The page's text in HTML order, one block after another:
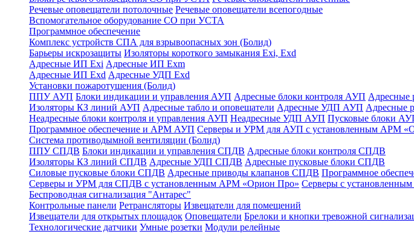
Речевые оповещатели потолочные Речевые оповещатели всепогодные
Вспомогательное оборудование СО при УСТА
Программное обеспечение
Комплекс устройств СПА для взрывоопасных зон (Болид)
Барьеры искрозащиты Изоляторы короткого замыкания Exi, Exd
Адресные ИП Exi Адресные ИП Exm
Адресные ИП Exd Адресные УДП Exd
Установки пожаротушения (Болид)
ППУ АУП Блоки индикации и управления АУП Адресные блоки контроля АУП Адресные
Изоляторы КЗ линий АУП Адресные табло и оповещатели Адресные УДП АУП Адресные
Неадресные блоки контроля и управления АУП Неадресные УДП АУП Пусковые блоки
Программное обеспечение и АРМ АУП Серверы и УРМ для АУП с установленным АРМ
Система противодымной вентиляции (Болид)
ППУ СПДВ Блоки индикации и управления СПДВ Адресные блоки контроля СПДВ
Изоляторы КЗ линий СПДВ Адресные УДП СПДВ Адресные пусковые блоки СПДВ
Силовые пусковые блоки СПДВ Адресные приводы клапанов СПДВ Программное
Серверы и УРМ для СПДВ с установленным АРМ «Орион Про» Серверы с
Беспроводная сигнализация "Антарес"
Контрольные панели Ретрансляторы Извещатели для помещений
Извещатели для открытых площадок Оповещатели Брелоки и кнопки тревожной
Технологические датчики Умные розетки Модули релейные